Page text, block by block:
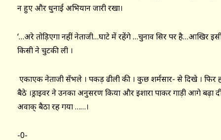
न हुए और धुनाई अभियान जारी रखा।
‘…अरे तोड़िएगा नहीं नेताजी…घाटे में रहेंगे …चुनाव सिर पर है…आखिर
किसी ने चुटकी ली ।
एकाएक नेताजी सँभले । पकड़ ढीली की । कुछ शर्मसार- से दिखे । फिर
बैठे ।ड्राइवर ने उनका अनुसरण किया और इशारा पाकर गाड़ी आगे बढ़ा
अवाक् बैठा रह गया ……।
-0-